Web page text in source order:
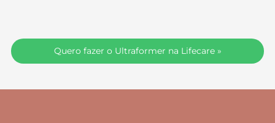
Quero fazer o Ultraformer na Lifecare »